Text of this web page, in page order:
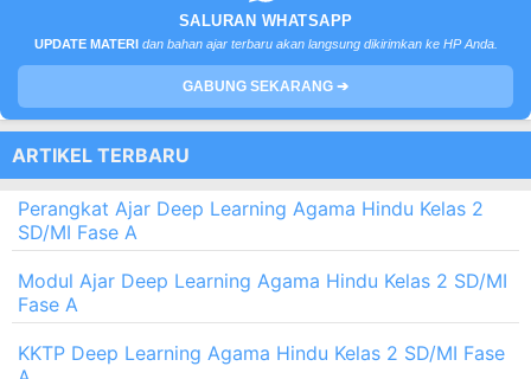
SALURAN WHATSAPP
UPDATE MATERI dan bahan ajar terbaru akan langsung dikirimkan ke HP Anda.
GABUNG SEKARANG ➔
ARTIKEL TERBARU
Perangkat Ajar Deep Learning Agama Hindu Kelas 2
SD/MI Fase A
Modul Ajar Deep Learning Agama Hindu Kelas 2 SD/MI
Fase A
KKTP Deep Learning Agama Hindu Kelas 2 SD/MI Fase